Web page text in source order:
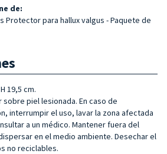
de:
Protector para hallux valgus - Paquete de
19,5 cm.
sobre piel lesionada. En caso de
interrumpir el uso, lavar la zona afectada
a un médico. Mantener fuera del
en el medio ambiente. Desechar el
no reciclables.